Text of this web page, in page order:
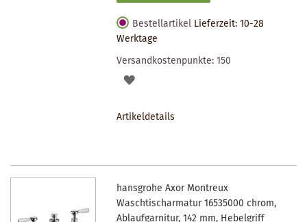
Bestellartikel Lieferzeit: 10-28
Werktage
Versandkostenpunkte:150
AUF
Artikeldetails
hansgrohe Axor Montreux
Waschtischarmatur 16535000 chrom,
Ablaufgarnitur, 142 mm, Hebelgriff